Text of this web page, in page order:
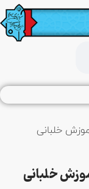
خلبانی
خلبانی